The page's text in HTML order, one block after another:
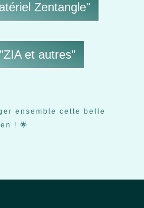
Zentangle"
et autres"
ensemble cette belle
! 🌟